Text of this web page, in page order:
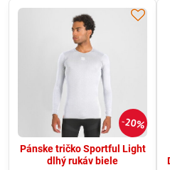
20%
Pánske tričko Sportful Light
dlhý rukáv biele